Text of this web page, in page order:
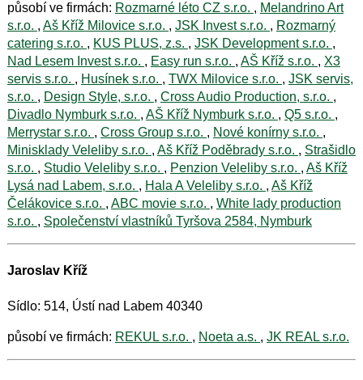
působí ve firmách: Rozmarné léto CZ s.r.o. , Melandrino Art
s.r.o. , Aš Kříž Milovice s.r.o. , JSK Invest s.r.o. , Rozmarný
catering s.r.o. , KUS PLUS, z.s. , JSK Development s.r.o. ,
Nad Lesem Invest s.r.o. , Easy run s.r.o. , AŠ Kříž s.r.o. , X3
servis s.r.o. , Husínek s.r.o. , TWX Milovice s.r.o. , JSK servis,
s.r.o. , Design Style, s.r.o. , Cross Audio Production, s.r.o. ,
Divadlo Nymburk s.r.o. , AŠ Kříž Nymburk s.r.o. , Q5 s.r.o. ,
Merrystar s.r.o. , Cross Group s.r.o. , Nové konírny s.r.o. ,
Minisklady Veleliby s.r.o. , Aš Kříž Poděbrady s.r.o. , Strašidlo
s.r.o. , Studio Veleliby s.r.o. , Penzion Veleliby s.r.o. , Aš Kříž
Lysá nad Labem, s.r.o. , Hala A Veleliby s.r.o. , Aš Kříž
Čelákovice s.r.o. , ABC movie s.r.o. , White lady production
s.r.o. , Společenství vlastníků Tyršova 2584, Nymburk
Jaroslav Kříž
Sídlo: 514, Ústí nad Labem 40340
působí ve firmách: REKUL s.r.o. , Noeta a.s. , JK REAL s.r.o.